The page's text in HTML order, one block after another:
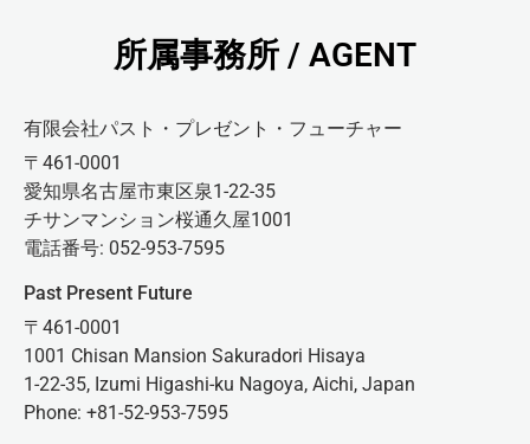
所属事務所 / AGENT
有限会社パスト・プレゼント・フューチャー
〒461-0001
愛知県名古屋市東区泉1-22-35
チサンマンション桜通久屋1001
電話番号: 052-953-7595
Past Present Future
〒461-0001
1001 Chisan Mansion Sakuradori Hisaya
1-22-35, Izumi Higashi-ku Nagoya, Aichi, Japan
Phone: +81-52-953-7595